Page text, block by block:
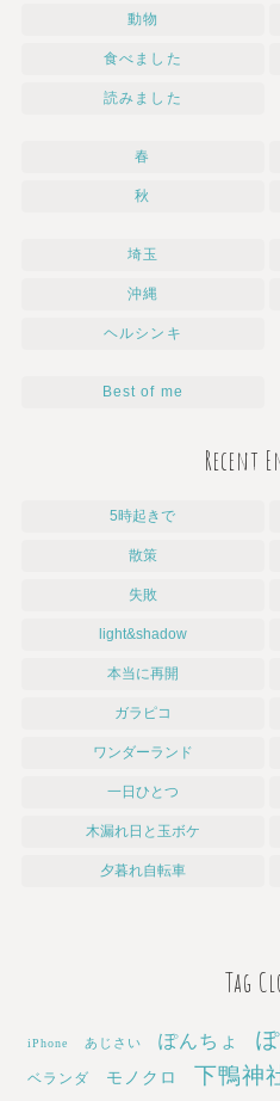
動物
食べました
読みました
春
秋
埼玉
沖縄
ヘルシンキ
Best of me
Recent
5時起きで
散策
失敗
light&shadow
本当に再開
ガラピコ
ワンダーランド
一日ひとつ
木漏れ日と玉ボケ
夕暮れ自転車
Tag
iPhone あじさい ぽんちょ
ベランダ モノクロ 下鴨神